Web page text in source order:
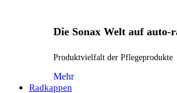
Die Sonax Welt auf auto-
Produktvielfalt der Pflegeprodukte
Mehr
Radkappen